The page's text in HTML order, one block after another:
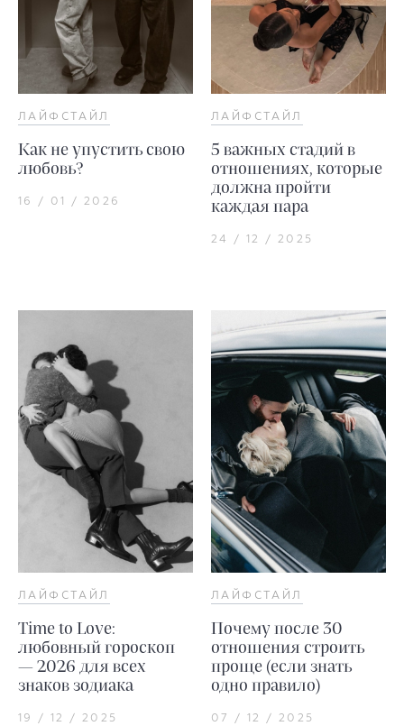
ЛАЙФСТАЙЛ
Как не упустить свою
любовь?
16 / 01 / 2026
ЛАЙФСТАЙЛ
5 важных стадий в
отношениях, которые
должна пройти
каждая пара
24 / 12 / 2025
ЛАЙФСТАЙЛ
Time to Love:
любовный гороскоп
— 2026 для всех
знаков зодиака
19 / 12 / 2025
ЛАЙФСТАЙЛ
Почему после 30
отношения строить
проще (если знать
одно правило)
07 / 12 / 2025